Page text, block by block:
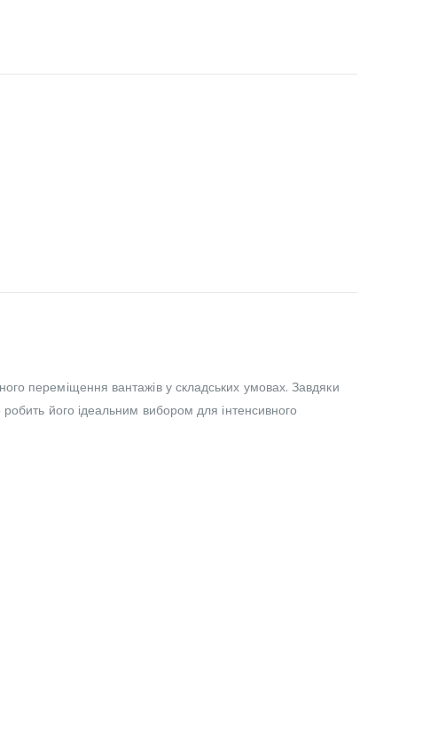
переміщення вантажів у складських умовах. Завдяки
робить його ідеальним вибором для інтенсивного